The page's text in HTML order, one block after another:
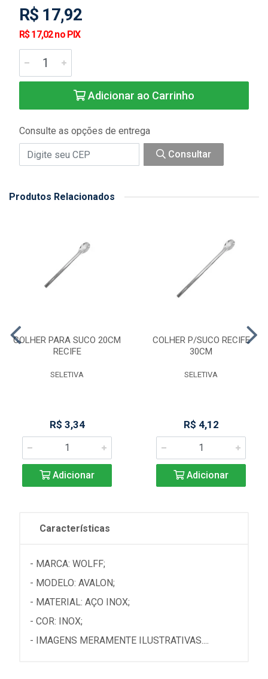
R$ 17,92
R$ 17,02 no PIX
Adicionar ao Carrinho
Consulte as opções de entrega
Consultar
Produtos Relacionados
COLHER PARA SUCO 20CM
RECIFE
SELETIVA
R$ 3,34
Adicionar
COLHER P/SUCO RECIFE
30CM
SELETIVA
R$ 4,12
Adicionar
Características
- MARCA: WOLFF;
- MODELO: AVALON;
- MATERIAL: AÇO INOX;
- COR: INOX;
- IMAGENS MERAMENTE ILUSTRATIVAS....